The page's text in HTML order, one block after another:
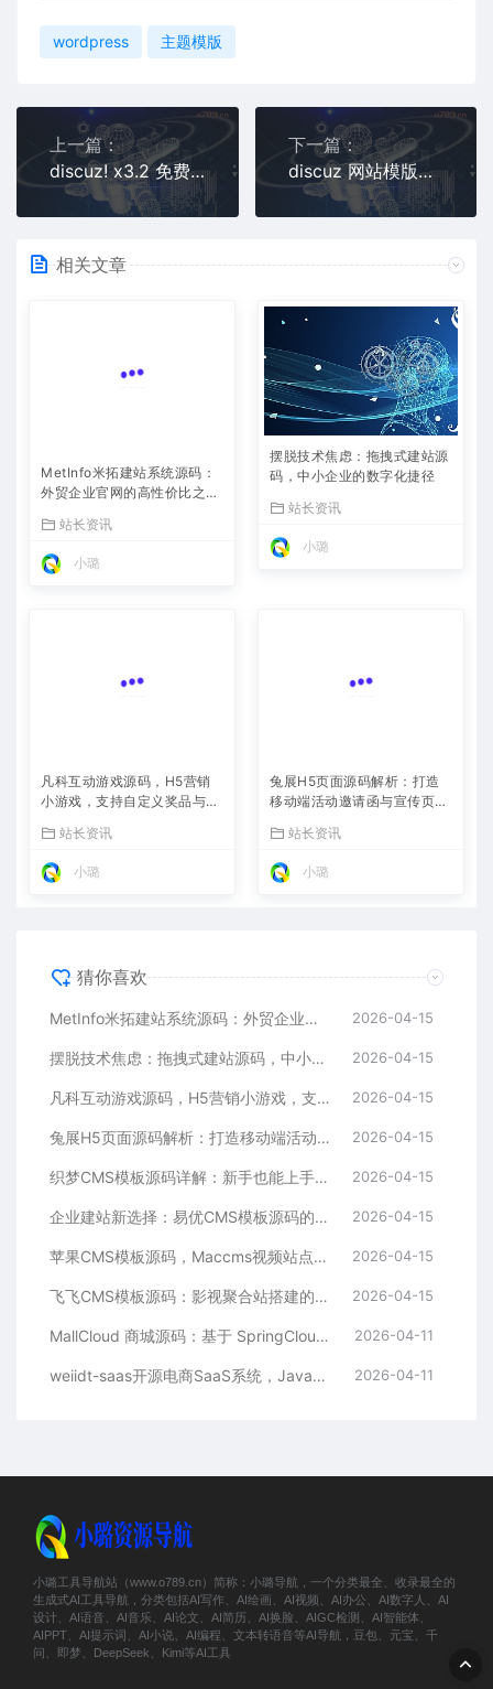
wordpress 主题模版
上一篇：
discuz! x3.2 免费模版
下一篇：
discuz 网站模版改编码
相关文章
MetInfo米拓建站系统源码：
外贸企业官网的高性价比之
站长资讯
小璐
摆脱技术焦虑：拖拽式建站源
码，中小企业的数字化捷径
站长资讯
小璐
凡科互动游戏源码，H5营销
小游戏，支持自定义奖品与分
站长资讯
小璐
兔展H5页面源码解析：打造
移动端活动邀请函与宣传页的
站长资讯
小璐
猜你喜欢
MetInfo米拓建站系统源码：外贸企业官网的高性价比之选，内置SEO省心落地 2026-04-15
摆脱技术焦虑：拖拽式建站源码，中小企业的数字化捷径 2026-04-15
凡科互动游戏源码，H5营销小游戏，支持自定义奖品与分享 2026-04-15
兔展H5页面源码解析：打造移动端活动邀请函与宣传页的利器 2026-04-15
织梦CMS模板源码详解：新手也能上手的DedeCMS二次开发与建站指南 2026-04-15
企业建站新选择：易优CMS模板源码的多语言与SEO优势 2026-04-15
苹果CMS模板源码，Maccms视频站点，影视资源站模板首选 2026-04-15
飞飞CMS模板源码：影视聚合站搭建的理想之选 2026-04-15
MallCloud 商城源码：基于 SpringCloud Alibaba 的高并发电商系统深度解析 2026-04-11
weiidt-saas开源电商SaaS系统，Java社区版，支持多租户与插件化扩展 2026-04-11
小璐工具导航站（www.o789.cn）简称：小璐导航，一个分类最全、收录最全的
生成式AI工具导航，分类包括AI写作、AI绘画、AI视频、AI办公、AI数字人、AI
设计、AI语音、AI音乐、AI论文、AI简历、AI换脸、AIGC检测、AI智能体、
AIPPT、AI提示词、AI小说、AI编程、文本转语音等AI导航，豆包、元宝、千
问、即梦、DeepSeek、Kimi等AI工具